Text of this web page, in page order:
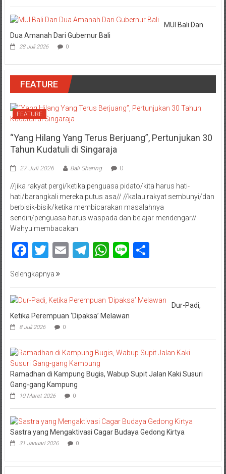
MUI Bali Dan
Dua Amanah Dari Gubernur Bali
28 Juli 2026 0
FEATURE
FEATURE
“Yang Hilang Yang Terus Berjuang”, Pertunjukan 30
Tahun Kudatuli di Singaraja
27 Juli 2026 Bali Sharing 0
//jika rakyat pergi/ketika penguasa pidato/kita harus hati-
hati/barangkali mereka putus asa// //kalau rakyat sembunyi/dan
berbisik-bisik/ketika membicarakan masalahnya
sendiri/penguasa harus waspada dan belajar mendengar//
Wahyu membacakan
Facebook
Twitter
EmailTelegram
WhatsApp
LineShare
Selengkapnya
Dur-Padi,
Ketika Perempuan ‘Dipaksa’ Melawan
8 Juli 2026 0
Ramadhan di Kampung Bugis, Wabup Supit Jalan Kaki Susuri
Gang-gang Kampung
10 Maret 2026 0
Sastra yang Mengaktivasi Cagar Budaya Gedong Kirtya
31 Januari 2026 0